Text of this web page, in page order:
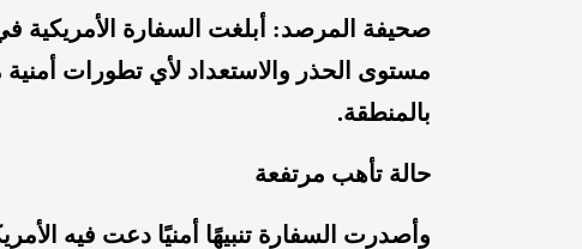
صحيفة المرصد: أبلغت السفارة الأمريكية
مستوى الحذر والاستعداد لأي تطورات
بالمنطقة.
حالة تأهب مرتفعة
وأصدرت السفارة تنبيهًا أمنيًا دعت فيه